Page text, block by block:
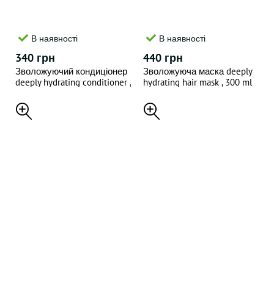
В наявності
340 грн
Зволожуючий кондиціонер
deeply hydrating conditioner ,
В наявності
440 грн
Зволожуюча маска deeply
hydrating hair mask , 300 ml